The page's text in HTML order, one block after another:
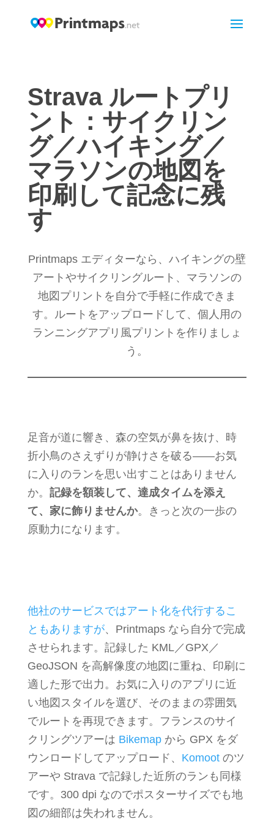
Strava ルートプリ
ント：サイクリン
グ／ハイキング／
マラソンの地図を
印刷して記念に残
す
Printmaps エディターなら、ハイキングの壁
アートやサイクリングルート、マラソンの
地図プリントを自分で手軽に作成できま
す。ルートをアップロードして、個人用の
ランニングアプリ風プリントを作りましょ
う。
足音が道に響き、森の空気が鼻を抜け、時
折小鳥のさえずりが静けさを破る——お気
に入りのランを思い出すことはありません
か。 記録を額装して、達成タイムを添え
て、家に飾りませんか。きっと次の一歩の
原動力になります。
他社のサービスではアート化を代行するこ
ともありますが、Printmaps なら自分で完成
させられます。記録した KML／GPX／
GeoJSON を高解像度の地図に重ね、印刷に
適した形で出力。お気に入りのアプリに近
い地図スタイルを選び、そのままの雰囲気
でルートを再現できます。フランスのサイ
クリングツアーは Bikemapから GPX をダ
ウンロードしてアップロード、 Komootのツ
アーや Strava で記録した近所のランも同様
です。300 dpi なのでポスターサイズでも地
図の細部は失われません。